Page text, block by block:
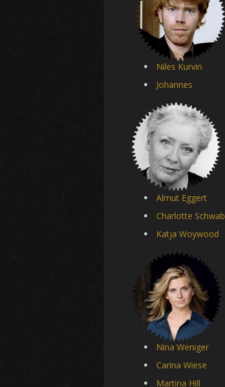
Niles Kurvin
Johannes
Almut Eggert
Charlotte Schwab
Katja Woywood
Nina Weniger
Carina Wiese
Martina Hill